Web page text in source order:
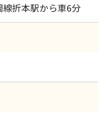
線折本駅から車6分